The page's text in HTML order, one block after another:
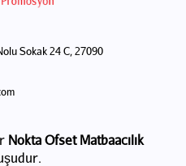
Sokak 24 C, 27090
Nokta Ofset Matbaacılık